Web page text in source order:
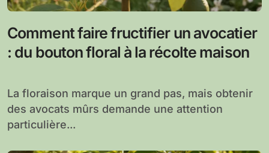
Comment faire fructifier un avocatier
: du bouton floral à la récolte maison
La floraison marque un grand pas, mais obtenir
des avocats mûrs demande une attention
particulière...